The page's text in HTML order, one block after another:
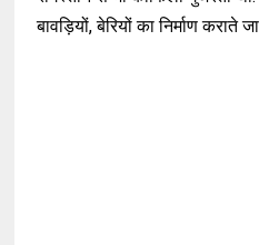
बावड़ियों, बेरियों का निर्माण कराते